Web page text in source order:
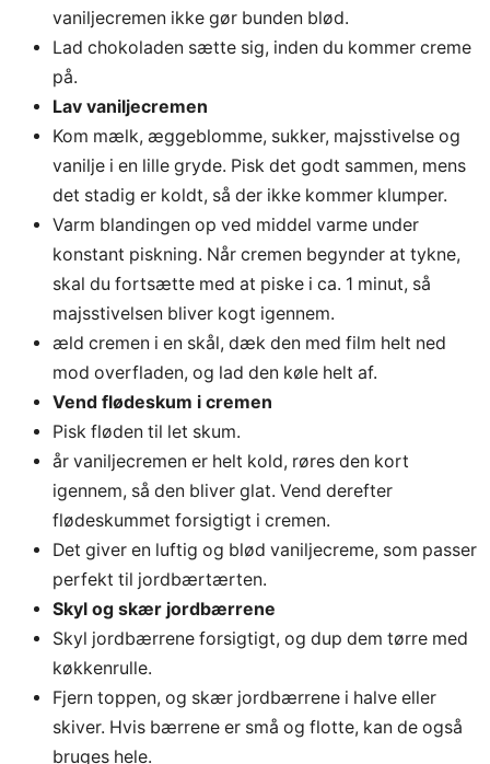
vaniljecremen ikke gør bunden blød.
Lad chokoladen sætte sig, inden du kommer creme
på.
Lav vaniljecremen
Kom mælk, æggeblomme, sukker, majsstivelse og
vanilje i en lille gryde. Pisk det godt sammen, mens
det stadig er koldt, så der ikke kommer klumper.
Varm blandingen op ved middel varme under
konstant piskning. Når cremen begynder at tykne,
skal du fortsætte med at piske i ca. 1 minut, så
majsstivelsen bliver kogt igennem.
æld cremen i en skål, dæk den med film helt ned
mod overfladen, og lad den køle helt af.
Vend flødeskum i cremen
Pisk fløden til let skum.
år vaniljecremen er helt kold, røres den kort
igennem, så den bliver glat. Vend derefter
flødeskummet forsigtigt i cremen.
Det giver en luftig og blød vaniljecreme, som passer
perfekt til jordbærtærten.
Skyl og skær jordbærrene
Skyl jordbærrene forsigtigt, og dup dem tørre med
køkkenrulle.
Fjern toppen, og skær jordbærrene i halve eller
skiver. Hvis bærrene er små og flotte, kan de også
bruges hele.